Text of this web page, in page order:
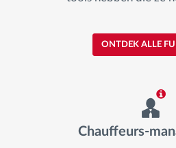
ONTDEK ALLE
Chauffeurs-